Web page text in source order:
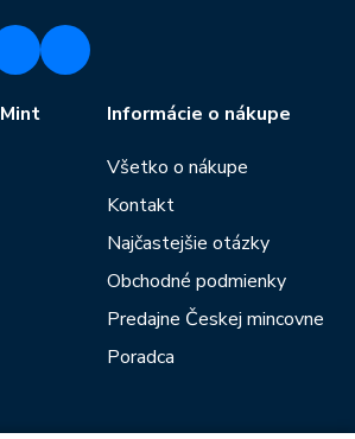
Informácie o nákupe
Všetko o nákupe
Kontakt
Najčastejšie otázky
Obchodné podmienky
Predajne Českej mincovne
Poradca